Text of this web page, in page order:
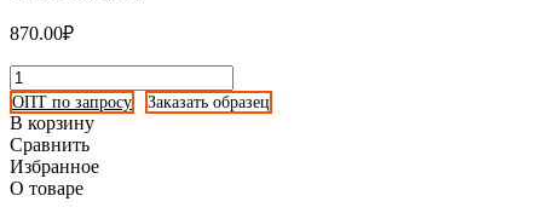
870.00₽
ОПТ по запросу Заказать образец
В корзину
Сравнить
Избранное
О товаре